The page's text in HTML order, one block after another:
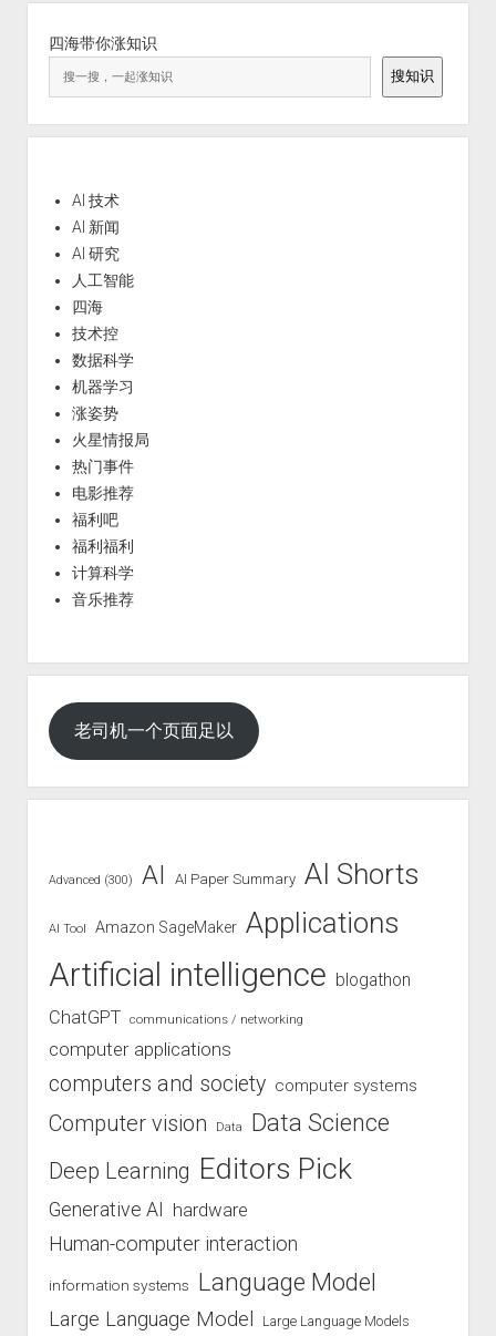
四海带你涨知识
搜知识
AI 技术
AI 新闻
AI 研究
人工智能
四海
技术控
数据科学
机器学习
涨姿势
火星情报局
热门事件
电影推荐
福利吧
福利福利
计算科学
音乐推荐
老司机一个页面足以
Advanced (300) AI AI Paper Summary AI Shorts
AI Tool Amazon SageMaker Applications
Artificial intelligence blogathon
ChatGPT communications / networking
computer applications
computers and society computer systems
Computer vision Data Data Science
Deep Learning Editors Pick
Generative AI hardware
Human-computer interaction
information systems Language Model
Large Language Model Large Language Models